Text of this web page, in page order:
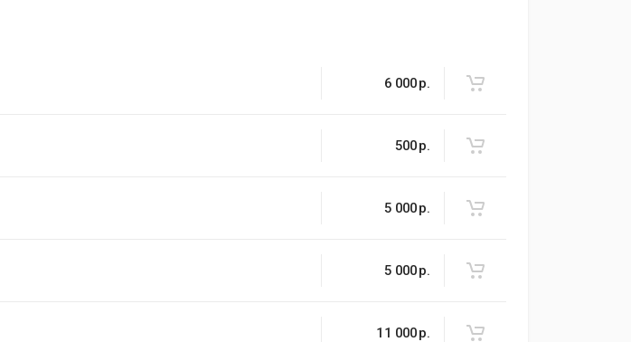
6 000р.
500р.
5 000р.
5 000р.
11 000р.